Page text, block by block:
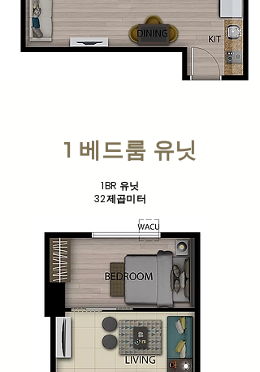
1 베드룸 유닛
1BR 유닛
32제곱미터